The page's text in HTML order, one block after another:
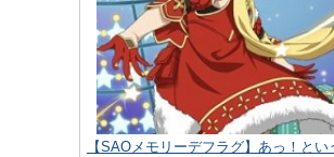
【SAOメモリーデフラグ】あっ！とい